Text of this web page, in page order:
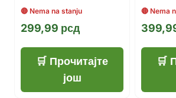
299,99 рсд
Прочитајте
још